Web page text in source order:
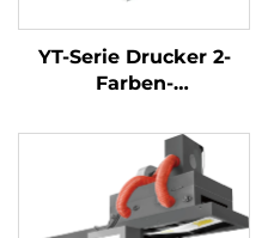
YT-Serie Drucker 2-
Farben-